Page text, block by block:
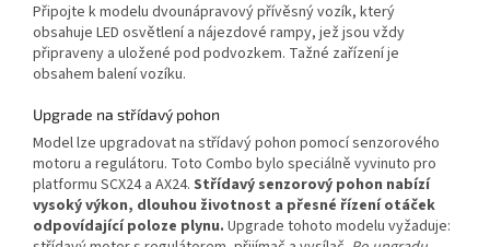
Připojte k modelu dvounápravový přívěsný vozík, který
obsahuje LED osvětlení a nájezdové rampy, jež jsou vždy
připraveny a uložené pod podvozkem. Tažné zařízení je
obsahem balení vozíku.
Upgrade na střídavý pohon
Model lze upgradovat na střídavý pohon pomocí senzorového
motoru a regulátoru. Toto Combo bylo speciálně vyvinuto pro
platformu SCX24 a AX24. Střídavý senzorový pohon nabízí
vysoký výkon, dlouhou životnost a přesné řízení otáček
odpovídající poloze plynu. Upgrade tohoto modelu vyžaduje: